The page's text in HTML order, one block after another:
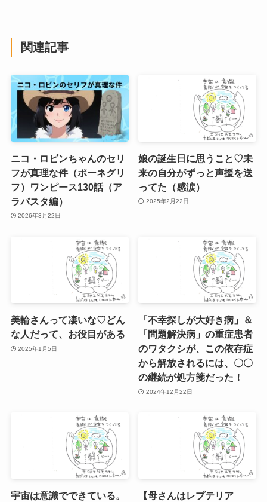
関連記事
ニコ・ロビンちゃんのセリ
フが真理な件（ポーネグリ
フ）ワンピース130話（ア
ラバスタ編）
2026年3月22日
娘の誕生日に思うこと♡未
来の自分がずっと声援を送
ってた（感涙）
2025年2月22日
美輪さんって凄いな♡どん
な人だって、お役目がある
2025年1月5日
「不幸探しが大好き病」＆
「問題解決病」の重症患者
のワタクシが、この依存症
から解放されるには、〇〇
の継続が処方箋だった！
2024年12月22日
宇宙は意識でできている。 【母さんはレプテリア